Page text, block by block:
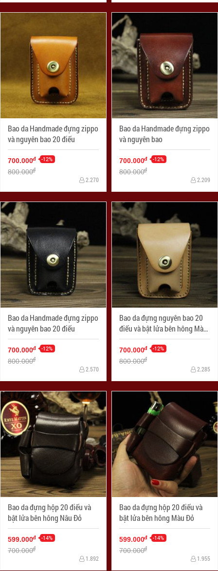
Bao da Handmade đựng zippo
và nguyên bao 20 điếu
700.000đ -12%
800.000đ
2.270
Bao da Handmade đựng zippo
và nguyên bao
700.000đ -12%
800.000đ
2.209
Bao da Handmade đựng zippo
và nguyên bao 20 điếu
700.000đ -12%
800.000đ
2.570
Bao da đựng nguyên bao 20
điếu và bật lửa bên hông Màu
Da
700.000đ -12%
800.000đ
2.285
Bao da đựng hộp 20 điếu và
bật lửa bên hông Nâu Đỏ
599.000đ -14%
700.000đ
1.892
Bao da đựng hộp 20 điếu và
bật lửa bên hông Màu Đỏ
599.000đ -14%
700.000đ
1.955